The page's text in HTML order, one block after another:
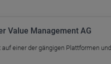
Value Management AG
einer der gängigen Plattformen